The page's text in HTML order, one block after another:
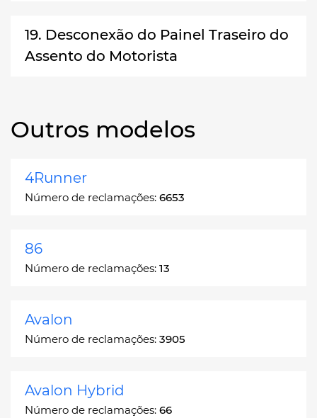
19. Desconexão do Painel Traseiro do
Assento do Motorista
Outros modelos
4Runner
Número de reclamações: 6653
86
Número de reclamações: 13
Avalon
Número de reclamações: 3905
Avalon Hybrid
Número de reclamações: 66